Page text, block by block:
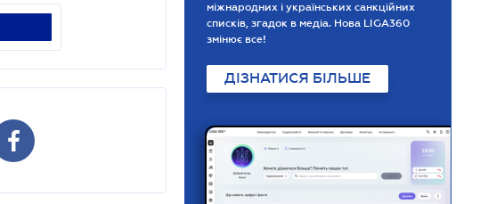
міжнародних і українських санкційних
списків, згадок в медіа. Нова LIGA360
змінює все!
ДІЗНАТИСЯ БІЛЬШЕ